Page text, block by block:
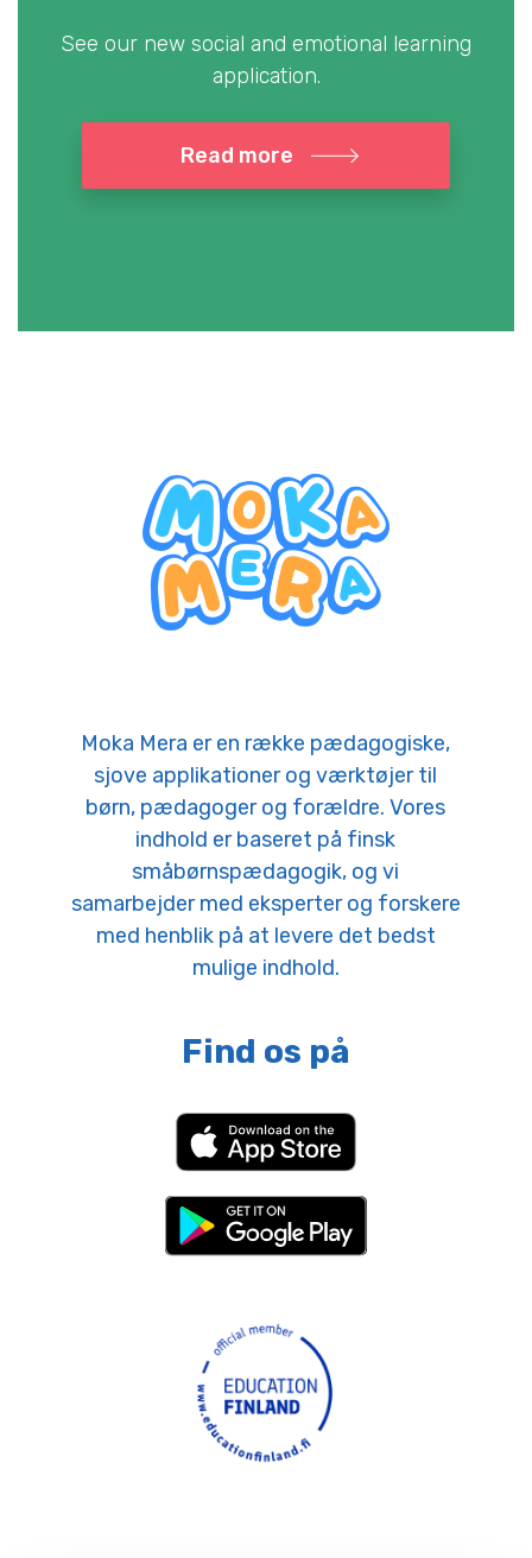
See our new social and emotional learning
application.
Read more
Moka Mera er en række pædagogiske,
sjove applikationer og værktøjer til
børn, pædagoger og forældre. Vores
indhold er baseret på finsk
småbørnspædagogik, og vi
samarbejder med eksperter og forskere
med henblik på at levere det bedst
mulige indhold.
Find os på